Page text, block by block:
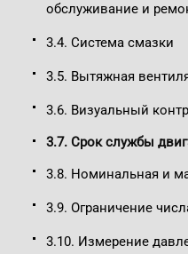
обслуживание и
3.4. Система смазки
3.5. Вытяжная
3.6. Визуальный
3.7. Срок службы
3.8. Номинальная и
3.9. Ограничение
3.10. Измерение